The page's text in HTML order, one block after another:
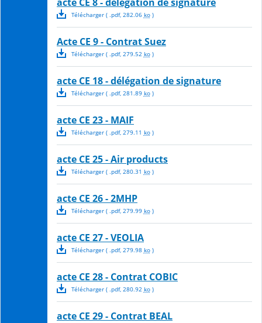
Télécharger( .pdf, 282.06 ko)
Acte CE 9 - Contrat Suez
Télécharger( .pdf, 279.52 ko)
acte CE 18 - délégation de signature
Télécharger( .pdf, 281.89 ko)
acte CE 23 - MAIF
Télécharger( .pdf, 279.11 ko)
acte CE 25 - Air products
Télécharger( .pdf, 280.31 ko)
acte CE 26 - 2MHP
Télécharger( .pdf, 279.99 ko)
acte CE 27 - VEOLIA
Télécharger( .pdf, 279.98 ko)
acte CE 28 - Contrat COBIC
Télécharger( .pdf, 280.92 ko)
acte CE 29 - Contrat BEAL